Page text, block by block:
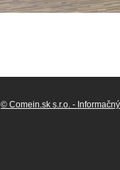
© Comein.sk s.r.o. -